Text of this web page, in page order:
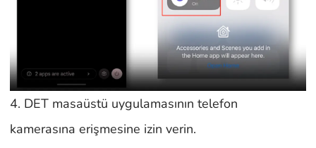
4. DET masaüstü uygulamasının telefon
kamerasına erişmesine izin verin.